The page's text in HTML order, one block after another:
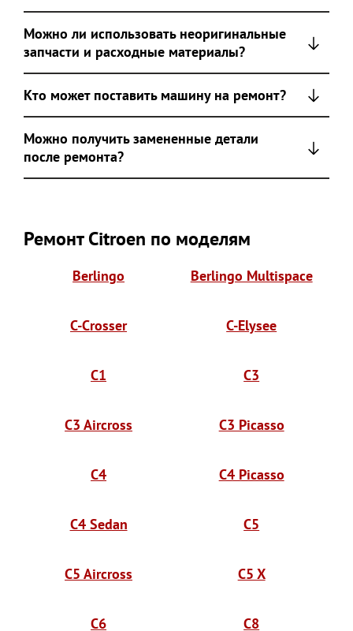
Можно ли использовать неоригинальные
запчасти и расходные материалы?
Кто может поставить машину на ремонт?
Можно получить замененные детали
после ремонта?
Ремонт Citroen по моделям
Berlingo Berlingo Multispace
C-Crosser C-Elysee
C1 C3
C3 Aircross C3 Picasso
C4 C4 Picasso
C4 Sedan C5
C5 Aircross C5 X
C6 C8